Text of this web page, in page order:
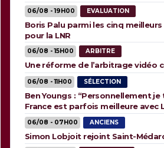
06/08 - 19H00 EVALUATION
Boris Palu parmi les cinq meilleurs
pour la LNR
06/08 - 15H00 ARBITRE
Une réforme de l’arbitrage vidéo
06/08 - 11H00 SÉLECTION
Ben Youngs : “Personnellement
France est parfois meilleure avec
06/08 - 07H00 ANCIENS
Simon Lobjoit rejoint Saint-